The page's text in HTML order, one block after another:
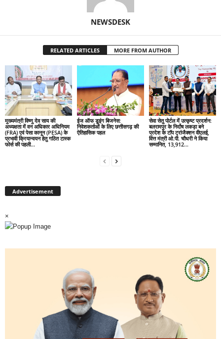
NEWSDESK
RELATED ARTICLES MORE FROM AUTHOR
मुख्यमंत्री विष्णु देव साय की
अध्यक्षता में वन अधिकार अधिनियम
(FRA) एवं पेसा कानून (PESA) के
प्रभावी क्रियान्वयन हेतु गठित टास्क
फोर्स की पहली...
ईज ऑफ डूइंग बिजनेस:
निवेशकर्ताओं के लिए छत्तीसगढ़ की
ऐतिहासिक पहल
सेवा सेतु पोर्टल में उत्कृष्ट प्रदर्शन:
बलरामपुर के निर्दोष लकड़ा बने
प्रदेश के टॉप ट्रांजैक्शन वीएलई,
वित्त मंत्री ओ.पी. चौधरी ने किया
सम्मानित, 13,912...
Advertisement
×